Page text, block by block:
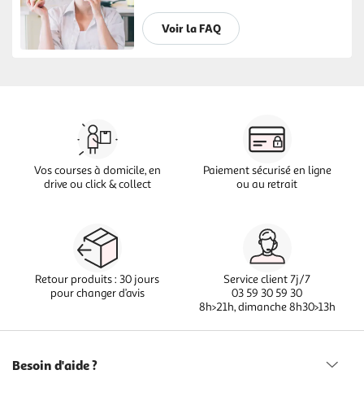
Voir la FAQ
Vos courses à domicile, en
drive ou click & collect
Paiement sécurisé en ligne
ou au retrait
Retour produits : 30 jours
pour changer d’avis
Service client 7j/7
03 59 30 59 30
8h>21h, dimanche 8h30>13h
Besoin d'aide ?